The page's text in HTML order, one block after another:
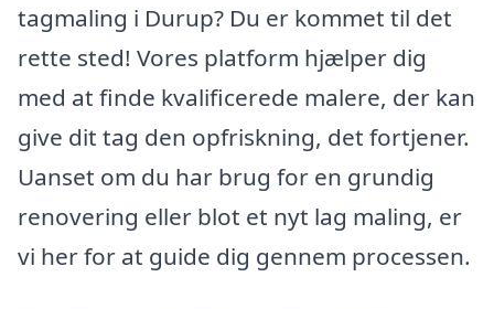
tagmaling i Durup? Du er kommet til det
rette sted! Vores platform hjælper dig
med at finde kvalificerede malere, der kan
give dit tag den opfriskning, det fortjener.
Uanset om du har brug for en grundig
renovering eller blot et nyt lag maling, er
vi her for at guide dig gennem processen.